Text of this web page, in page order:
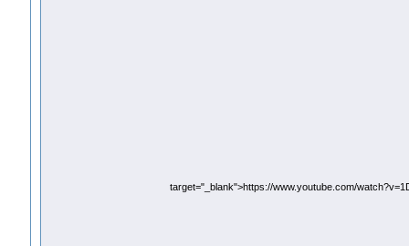
target="_blank">https://www.youtube.com/